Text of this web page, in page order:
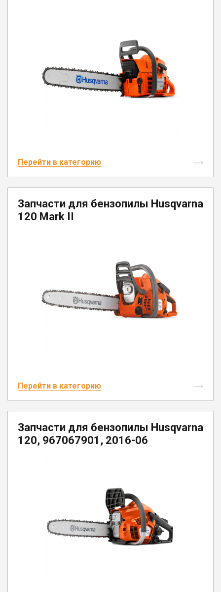
Перейти в категорию
Запчасти для бензопилы Husqvarna
120 Mark II
Перейти в категорию
Запчасти для бензопилы Husqvarna
120, 967067901, 2016-06